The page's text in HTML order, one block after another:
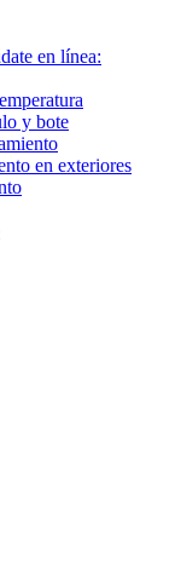
en línea:
y bote
en exteriores